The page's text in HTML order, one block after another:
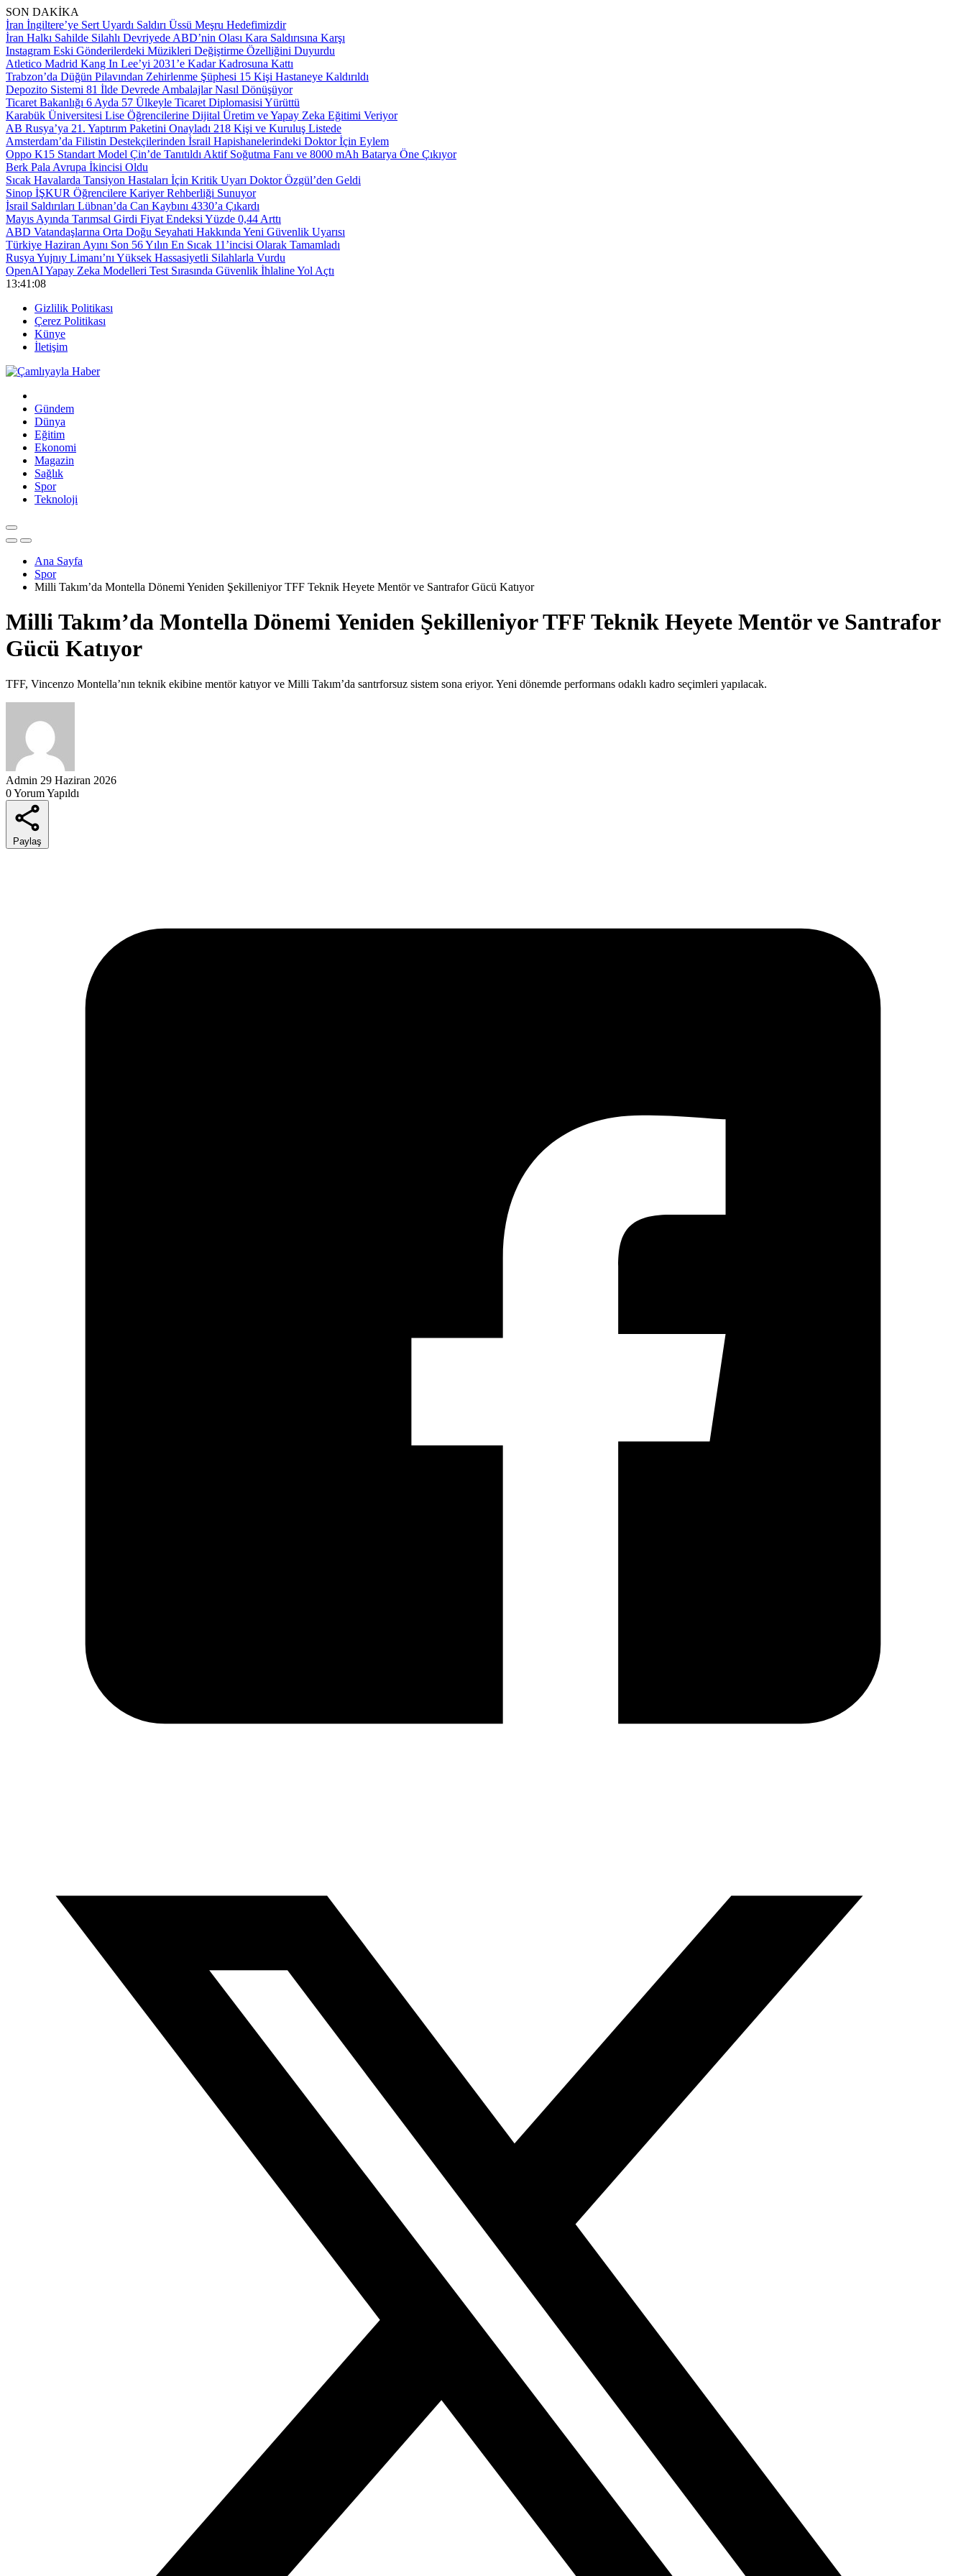
SON DAKİKA
İran İngiltere’ye Sert Uyardı Saldırı Üssü Meşru Hedefimizdir
İran Halkı Sahilde Silahlı Devriyede ABD’nin Olası Kara Saldırısına Karşı
Instagram Eski Gönderilerdeki Müzikleri Değiştirme Özelliğini Duyurdu
Atletico Madrid Kang In Lee’yi 2031’e Kadar Kadrosuna Kattı
Trabzon’da Düğün Pilavından Zehirlenme Şüphesi 15 Kişi Hastaneye Kaldırıldı
Depozito Sistemi 81 İlde Devrede Ambalajlar Nasıl Dönüşüyor
Ticaret Bakanlığı 6 Ayda 57 Ülkeyle Ticaret Diplomasisi Yürüttü
Karabük Üniversitesi Lise Öğrencilerine Dijital Üretim ve Yapay Zeka Eğitimi Veriyor
AB Rusya’ya 21. Yaptırım Paketini Onayladı 218 Kişi ve Kuruluş Listede
Amsterdam’da Filistin Destekçilerinden İsrail Hapishanelerindeki Doktor İçin Eylem
Oppo K15 Standart Model Çin’de Tanıtıldı Aktif Soğutma Fanı ve 8000 mAh Batarya Öne Çıkıyor
Berk Pala Avrupa İkincisi Oldu
Sıcak Havalarda Tansiyon Hastaları İçin Kritik Uyarı Doktor Özgül’den Geldi
Sinop İŞKUR Öğrencilere Kariyer Rehberliği Sunuyor
İsrail Saldırıları Lübnan’da Can Kaybını 4330’a Çıkardı
Mayıs Ayında Tarımsal Girdi Fiyat Endeksi Yüzde 0,44 Arttı
ABD Vatandaşlarına Orta Doğu Seyahati Hakkında Yeni Güvenlik Uyarısı
Türkiye Haziran Ayını Son 56 Yılın En Sıcak 11’incisi Olarak Tamamladı
Rusya Yujnıy Limanı’nı Yüksek Hassasiyetli Silahlarla Vurdu
OpenAI Yapay Zeka Modelleri Test Sırasında Güvenlik İhlaline Yol Açtı
13:41:09
Gizlilik Politikası
Çerez Politikası
Künye
İletişim
Gündem
Dünya
Eğitim
Ekonomi
Magazin
Sağlık
Spor
Teknoloji
Ana Sayfa
Spor
Milli Takım’da Montella Dönemi Yeniden Şekilleniyor TFF Teknik Heyete Mentör ve Santrafor Gücü Katıyor
Milli Takım’da Montella Dönemi Yeniden Şekilleniyor TFF Teknik Heyete Mentör ve Santrafor
Gücü Katıyor
TFF, Vincenzo Montella’nın teknik ekibine mentör katıyor ve Milli Takım’da santrforsuz sistem sona eriyor. Yeni dönemde performans odaklı kadro seçimleri yapılacak.
Admin 29 Haziran 2026
0 Yorum Yapıldı
Paylaş